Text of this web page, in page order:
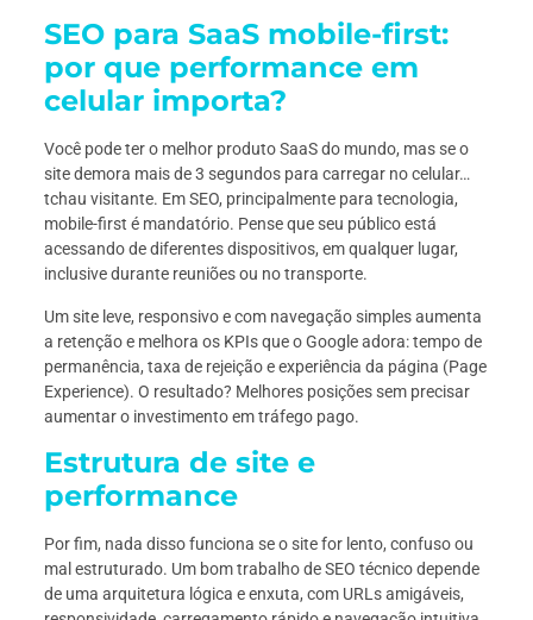
SEO para SaaS mobile-first:
por que performance em
celular importa?
Você pode ter o melhor produto SaaS do mundo, mas se o
site demora mais de 3 segundos para carregar no celular…
tchau visitante. Em SEO, principalmente para tecnologia,
mobile-first é mandatório. Pense que seu público está
acessando de diferentes dispositivos, em qualquer lugar,
inclusive durante reuniões ou no transporte.
Um site leve, responsivo e com navegação simples aumenta
a retenção e melhora os KPIs que o Google adora: tempo de
permanência, taxa de rejeição e experiência da página (Page
Experience). O resultado? Melhores posições sem precisar
aumentar o investimento em tráfego pago.
Estrutura de site e
performance
Por fim, nada disso funciona se o site for lento, confuso ou
mal estruturado. Um bom trabalho de SEO técnico depende
de uma arquitetura lógica e enxuta, com URLs amigáveis,